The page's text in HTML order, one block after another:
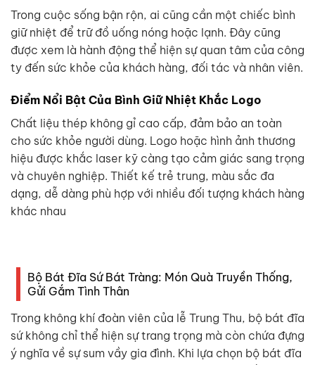
Trong cuộc sống bận rộn, ai cũng cần một chiếc bình
giữ nhiệt để trữ đồ uống nóng hoặc lạnh. Đây cũng
được xem là hành động thể hiện sự quan tâm của công
ty đến sức khỏe của khách hàng, đối tác và nhân viên.
Điểm Nổi Bật Của Bình Giữ Nhiệt Khắc Logo
Chất liệu thép không gỉ cao cấp, đảm bảo an toàn
cho sức khỏe người dùng. Logo hoặc hình ảnh thương
hiệu được khắc laser kỹ càng tạo cảm giác sang trọng
và chuyên nghiệp. Thiết kế trẻ trung, màu sắc đa
dạng, dễ dàng phù hợp với nhiều đối tượng khách hàng
khác nhau
Bộ Bát Đĩa Sứ Bát Tràng: Món Quà Truyền Thống,
Gửi Gắm Tình Thân
Trong không khí đoàn viên của lễ Trung Thu, bộ bát đĩa
sứ không chỉ thể hiện sự trang trọng mà còn chứa đựng
ý nghĩa về sự sum vầy gia đình. Khi lựa chọn bộ bát đĩa